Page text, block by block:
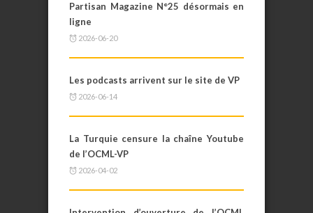
Partisan Magazine N°25 désormais en
ligne
2026-06-20
Les podcasts arrivent sur le site de VP
2026-06-14
La Turquie censure la chaîne Youtube
de l’OCML-VP
2026-04-02